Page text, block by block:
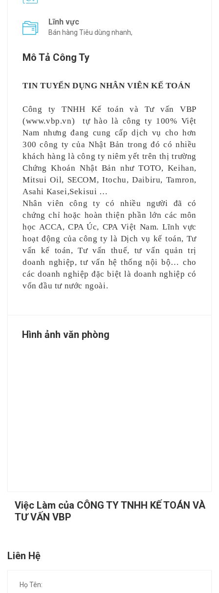
Lĩnh vực
Bán hàng Tiêu dùng nhanh,
Mô Tả Công Ty
TIN TUYỂN DỤNG NHÂN VIÊN KẾ TOÁN
Công ty TNHH Kế toán và Tư vấn VBP
(www.vbp.vn)
tự hào là công ty 100% Việt
Nam nhưng đang cung cấp dịch vụ cho hơn
300 công ty của Nhật Bản trong đó có nhiều
khách hàng là công ty niêm yết trên thị trường
Chứng Khoán Nhật Bản như TOTO, Keihan,
Mitsui Oil, SECOM, Itochu, Daibiru, Tamron,
Asahi Kasei,Sekisui …
Nhân viên công ty có nhiều người đã có
chứng chỉ hoặc hoàn thiện phần lớn các môn
học ACCA, CPA Úc, CPA Việt Nam. Lĩnh vực
hoạt động của công ty là Dịch vụ kế toán, Tư
vấn kế toán, Tư vấn thuế, tư vấn quản trị
doanh nghiệp, tư vấn hệ thống nội bộ… cho
các doanh nghiệp đặc biệt là doanh nghiệp có
vốn đầu tư nước ngoài.
Hình ảnh văn phòng
Việc Làm của CÔNG TY TNHH KẾ TOÁN VÀ
TƯ VẤN VBP
Liên Hệ
Họ Tên: